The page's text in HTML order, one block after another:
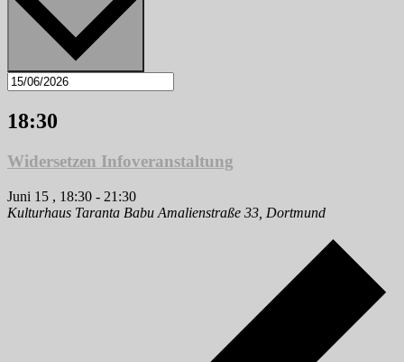
18:30
Widersetzen Infoveranstaltung
Juni 15 , 18:30 - 21:30
Kulturhaus Taranta Babu Amalienstraße 33, Dortmund